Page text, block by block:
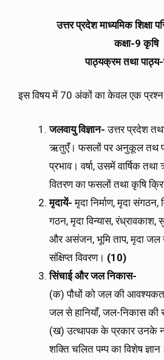
उत्तर प्रदेश माध्यमिक शिक्षा
कक्षा-9 कृषि
पाठ्यक्रम तथा
इस विषय में 70 अंकों का केवल एक
जलवायु विज्ञान- उत्तर प्रदेश
ऋतुएँ। फसलों पर अनुकूल तथ
प्रभाव। वर्षा, उसमें वार्षिक
वितरण का फसलों तथा कृषि
मृदायें- मृदा निर्माण, मृदा
गठन, मृदा विन्यास,
और असंजन, भूमि ताप, मृदा
संक्षिप्त विवरण। (10)
सिंचाई और जल निकास-
(क) पौधों को जल की
जल से हानियाँ, जल-निकास की
(ख) उत्थापक के प्रकार उनके
शक्ति चलित पम्प का विशेष